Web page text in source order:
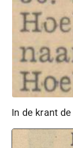
In de krant de